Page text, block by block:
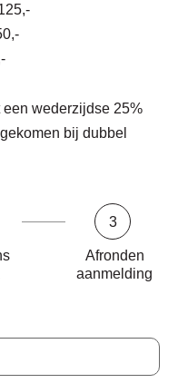
wederzijdse 25%
bij dubbel
3
Afronden
aanmelding